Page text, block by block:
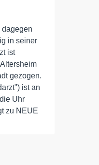
dagegen
in seiner
ist
gezogen.
ist an
Uhr
zu NEUE